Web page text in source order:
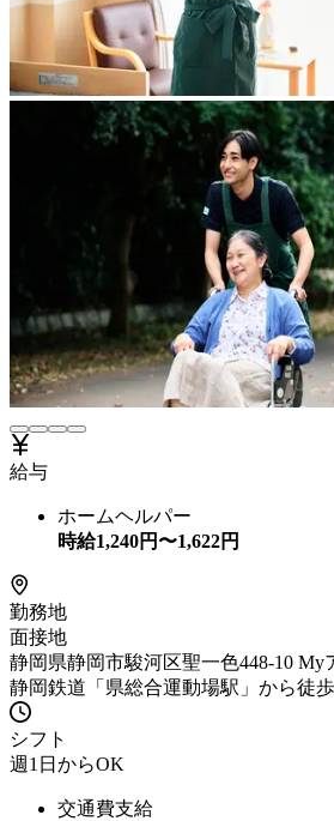
給与
ホームヘルパー
時給1,240円〜1,622円
勤務地
面接地
静岡県静岡市駿河区聖一色448-10 My
静岡鉄道「県総合運動場駅」から徒
シフト
週1日からOK
交通費支給